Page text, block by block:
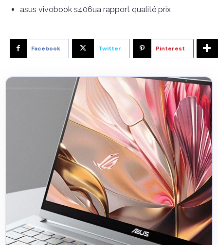
asus vivobook s406ua rapport qualité prix
Facebook Twitter Pinterest